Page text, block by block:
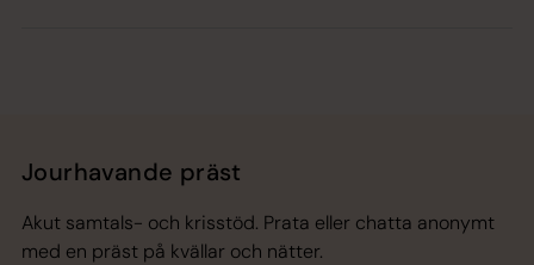
Jourhavande präst
Akut samtals- och krisstöd. Prata eller chatta anonymt
med en präst på kvällar och nätter.